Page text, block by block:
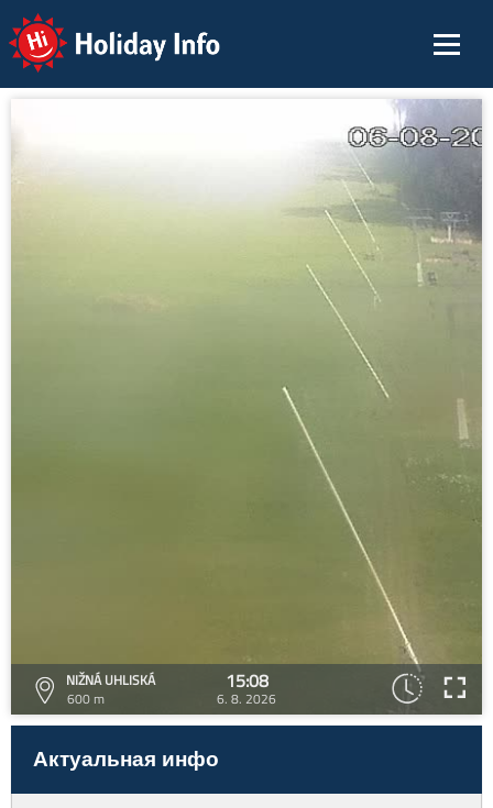
Holiday Info
NIŽNÁ UHLISKÁ
600 m
15:08
6. 8. 2026
Актуальная инфо